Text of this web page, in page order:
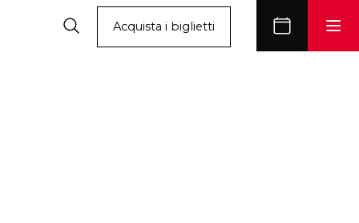
Acquista i biglietti